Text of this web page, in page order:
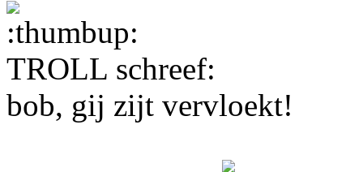
TROLL schreef:
bob, gij zijt vervloekt!